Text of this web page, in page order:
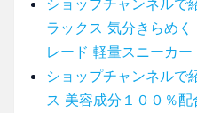
ラックス 気分きらめ
レード 軽量スニーカー
ショップチャンネル
ス 美容成分１００％